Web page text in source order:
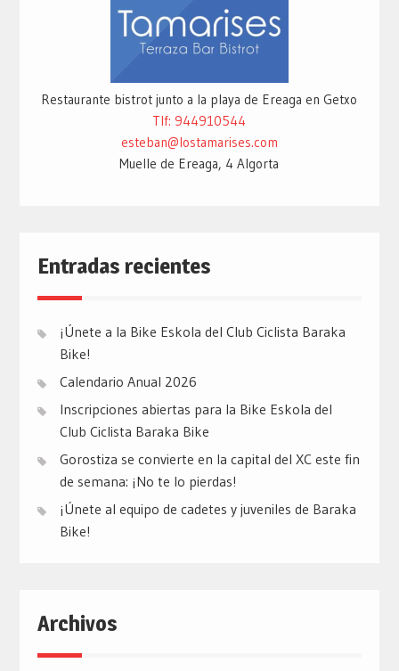
Restaurante bistrot junto a la playa de Ereaga en Getxo
Tlf: 944910544
esteban@lostamarises.com
Muelle de Ereaga, 4 Algorta
Entradas recientes
¡Únete a la Bike Eskola del Club Ciclista Baraka
Bike!
Calendario Anual 2026
Inscripciones abiertas para la Bike Eskola del
Club Ciclista Baraka Bike
Gorostiza se convierte en la capital del XC este fin
de semana: ¡No te lo pierdas!
¡Únete al equipo de cadetes y juveniles de Baraka
Bike!
Archivos